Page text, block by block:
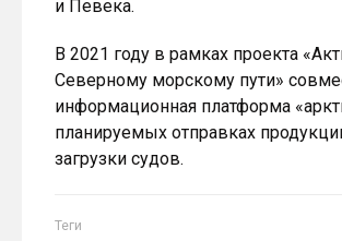
и Певека.
В 2021 году в рамках проекта
Северному морскому пути»
информационная платформа
планируемых отправках
загрузки судов.
Теги